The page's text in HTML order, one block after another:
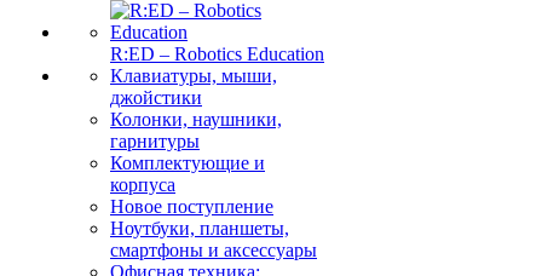
R:ED – Robotics Education
Клавиатуры, мыши,
джойстики
Колонки, наушники,
гарнитуры
Комплектующие и
корпуса
Новое поступление
Ноутбуки, планшеты,
смартфоны и аксессуары
Офисная техника: